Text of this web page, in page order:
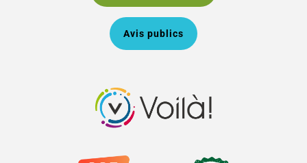
Avis publics